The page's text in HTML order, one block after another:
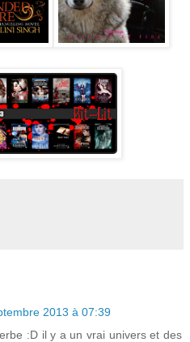
2013 à 07:39
:D il y a un vrai univers et des